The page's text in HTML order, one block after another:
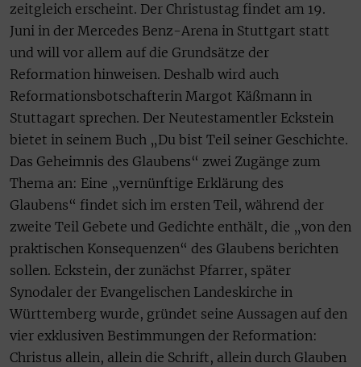
zeitgleich erscheint. Der Christustag findet am 19.
Juni in der Mercedes Benz-Arena in Stuttgart statt
und will vor allem auf die Grundsätze der
Reformation hinweisen. Deshalb wird auch
Reformationsbotschafterin Margot Käßmann in
Stuttagart sprechen. Der Neutestamentler Eckstein
bietet in seinem Buch „Du bist Teil seiner Geschichte.
Das Geheimnis des Glaubens“ zwei Zugänge zum
Thema an: Eine „vernünftige Erklärung des
Glaubens“ findet sich im ersten Teil, während der
zweite Teil Gebete und Gedichte enthält, die „von den
praktischen Konsequenzen“ des Glaubens berichten
sollen. Eckstein, der zunächst Pfarrer, später
Synodaler der Evangelischen Landeskirche in
Württemberg wurde, gründet seine Aussagen auf den
vier exklusiven Bestimmungen der Reformation:
Christus allein, allein die Schrift, allein durch Glauben